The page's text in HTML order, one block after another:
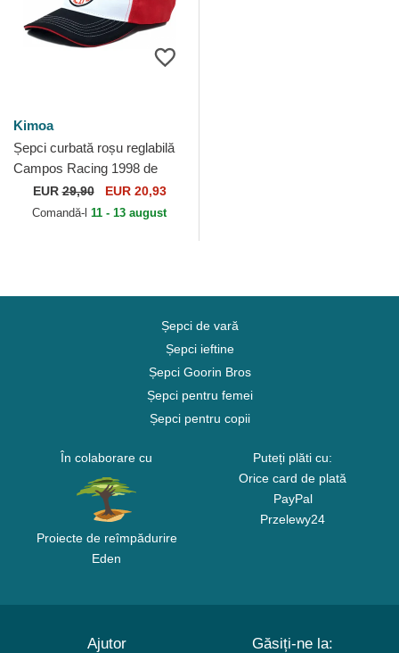
Kimoa
Șepci curbată roșu reglabilă
Campos Racing 1998 de
Kimoa
EUR29,90 EUR 20,93
Comandă-l 11 - 13 august
Șepci de vară
Șepci ieftine
Șepci Goorin Bros
Șepci pentru femei
Șepci pentru copii
În colaborare cu
Proiecte de reîmpădurire
Eden
Puteți plăti cu:
Orice card de plată
PayPal
Przelewy24
Ajutor Găsiți-ne la: